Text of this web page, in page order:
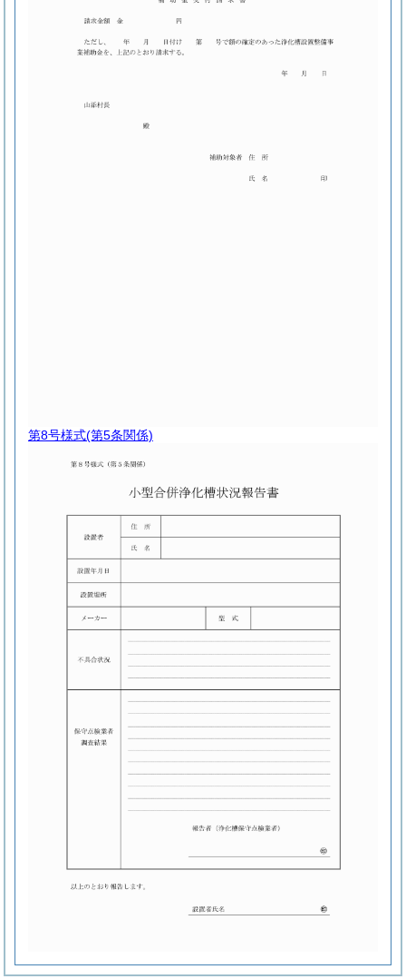
第8号様式(第5条関係)